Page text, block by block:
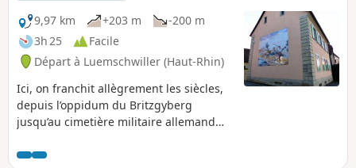
9,97 km
+203 m
-200 m
3h 25
Facile
Départ à Luemschwiller (Haut-Rhin)
Ici, on franchit allègrement les siècles,
depuis l’oppidum du Britzgyberg
jusqu’au cimetière militaire allemand
vaste massif de l’Altenberg et le village